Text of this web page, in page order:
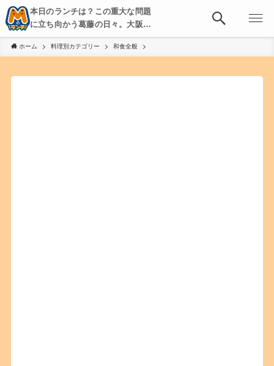
本日のランチは？この重大な問題
に立ち向かう葛藤の日々。大阪・
京都・神戸を中心とした食べ歩
き、飲み歩きを綴る。
ホーム 料理別カテゴリー 和食全般